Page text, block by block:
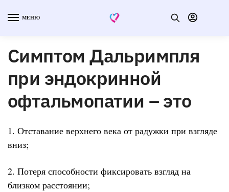
МЕНЮ
Симптом Дальримпля
при эндокринной
офтальмопатии – это
1. Отставание верхнего века от радужки при взгляде
вниз;
2. Потеря способности фиксировать взгляд на
близком расстоянии;